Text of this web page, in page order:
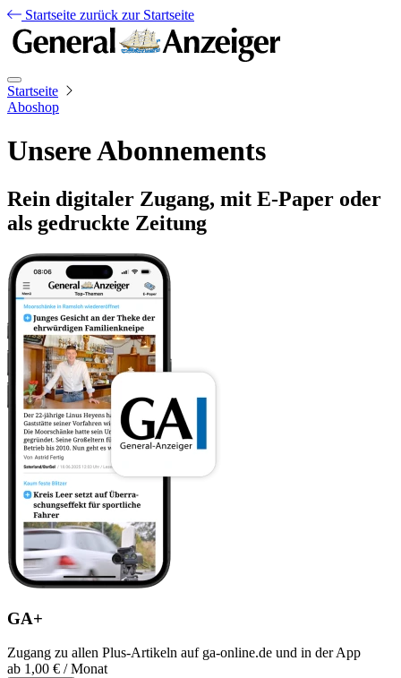
Startseite zurück zur Startseite
Startseite
Aboshop
Unsere Abonnements
Rein digitaler Zugang, mit E-Paper oder
als gedruckte Zeitung
GA+
Zugang zu allen Plus-Artikeln auf ga-online.de und in der App
ab 1,00 € / Monat